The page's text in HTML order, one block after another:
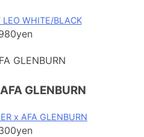
LEO WHITE/BLACK
GLENBURN
x AFA GLENBURN